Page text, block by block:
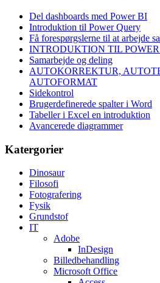
Del dashboards med Power BI
Introduktion til Power Query
Få forespørgslerne til at arbejde
INTRODUKTION TIL
Samarbejde og deling
AUTOKORREKTUR,
AUTOFORMAT
Sidekontrol
Brugerdefinerede spalter i Word
Tabeller i Excel en introduktion
Avancerede diagrammer
Katergorier
Dinosaur
Filosofi
Fotografering
Fysik
Grundstof
IT
Adobe
InDesign
Billedbehandling
Microsoft Office